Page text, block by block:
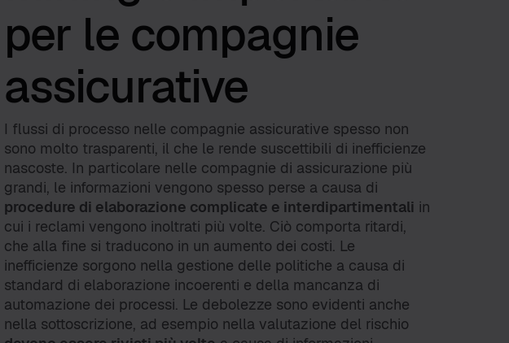
per le compagnie
assicurative
I flussi di processo nelle compagnie assicurative spesso non
sono molto trasparenti, il che le rende suscettibili di inefficienze
nascoste. In particolare nelle compagnie di assicurazione più
grandi, le informazioni vengono spesso perse a causa di
procedure di elaborazione complicate e interdipartimentali in
cui i reclami vengono inoltrati più volte. Ciò comporta ritardi,
che alla fine si traducono in un aumento dei costi. Le
inefficienze sorgono nella gestione delle politiche a causa di
standard di elaborazione incoerenti e della mancanza di
automazione dei processi. Le debolezze sono evidenti anche
nella sottoscrizione, ad esempio nella valutazione del rischio